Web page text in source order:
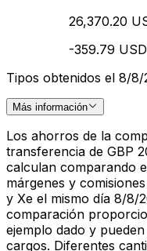
26,370.20
-359.79 USD
Tipos obtenidos el 8/8/
Más información
Los ahorros de la
transferencia de GBP
calculan comparando
márgenes y
y Xe el mismo día 8/8/
comparación
ejemplo dado y
cargos. Diferentes